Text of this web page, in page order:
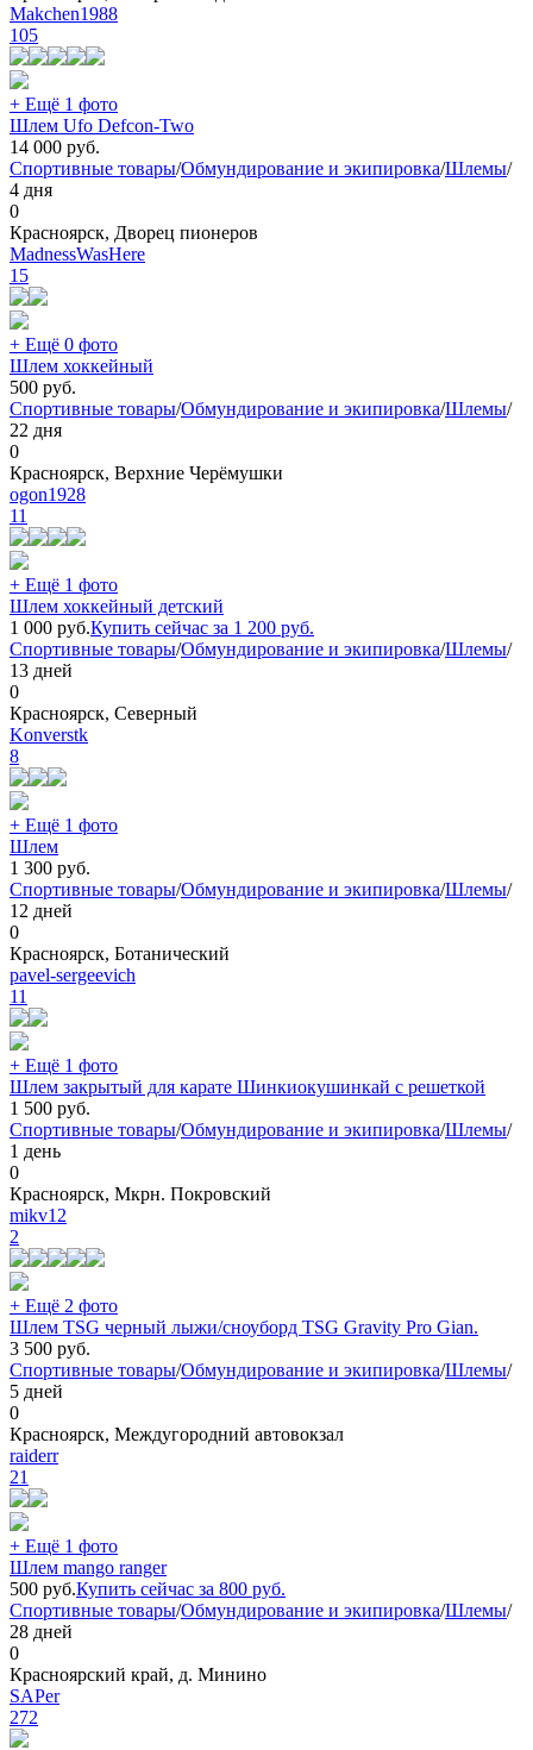
Makchen1988
105
+ Ещё 1 фото
Шлем Ufo Defcon-Two
14 000 руб.
Спортивные товары/Обмундирование и экипировка/Шлемы/
4 дня
0
Красноярск, Дворец пионеров
MadnessWasHere
15
+ Ещё 0 фото
Шлем хоккейный
500 руб.
Спортивные товары/Обмундирование и экипировка/Шлемы/
22 дня
0
Красноярск, Верхние Черёмушки
ogon1928
11
+ Ещё 1 фото
Шлем хоккейный детский
1 000 руб.Купить сейчас за 1 200 руб.
Спортивные товары/Обмундирование и экипировка/Шлемы/
13 дней
0
Красноярск, Северный
Konverstk
8
+ Ещё 1 фото
Шлем
1 300 руб.
Спортивные товары/Обмундирование и экипировка/Шлемы/
12 дней
0
Красноярск, Ботанический
pavel-sergeevich
11
+ Ещё 1 фото
Шлем закрытый для карате Шинкиокушинкай с решеткой
1 500 руб.
Спортивные товары/Обмундирование и экипировка/Шлемы/
1 день
0
Красноярск, Мкрн. Покровский
mikv12
2
+ Ещё 2 фото
Шлем TSG черный лыжи/сноуборд TSG Gravity Pro Gian.
3 500 руб.
Спортивные товары/Обмундирование и экипировка/Шлемы/
5 дней
0
Красноярск, Междугородний автовокзал
raiderr
21
+ Ещё 1 фото
Шлем mango ranger
500 руб.Купить сейчас за 800 руб.
Спортивные товары/Обмундирование и экипировка/Шлемы/
28 дней
0
Красноярский край, д. Минино
SAPer
272